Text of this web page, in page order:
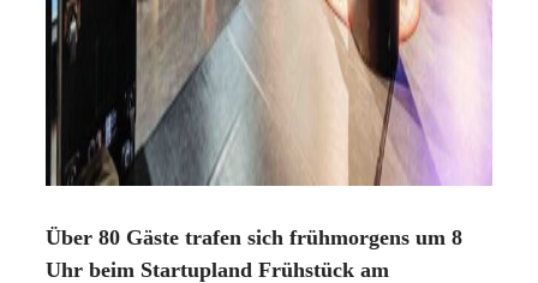
Über 80 Gäste trafen sich frühmorgens um 8
Uhr beim Startupland Frühstück am